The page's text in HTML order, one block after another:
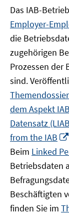
Das IAB-
Employer-
die
zugehörigen
Prozessen der
sind.
dem Aspekt
Datensatz
from the IAB
Beim Linked
Betriebsdaten
Beschäftigten
finden Sie im